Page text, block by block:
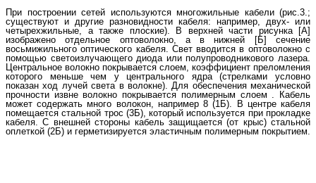
При построении сетей используются многожильные кабели (рис.3.;
существуют и другие разновидности кабеля: например, двух- или
четырехжильные, а также плоские). В верхней части рисунка [А]
изображено отдельное оптоволокно, а в нижней [Б] сечение
восьмижильного оптического кабеля. Свет вводится в оптоволокно с
помощью светоизлучающего диода или полупроводникового лазера.
Центральное волокно покрывается слоем, коэффициент преломления
которого меньше чем у центрального ядра (стрелками условно
показан ход лучей света в волокне). Для обеспечения механической
прочности извне волокно покрывается полимерным слоем . Кабель
может содержать много волокон, например 8 (1Б). В центре кабеля
помещается стальной трос (3Б), который используется при прокладке
кабеля. С внешней стороны кабель защищается (от крыс) стальной
оплеткой (2Б) и герметизируется эластичным полимерным покрытием.